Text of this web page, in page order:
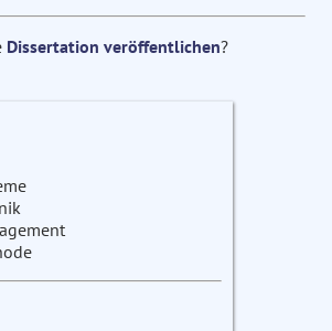
Dissertation veröffentlichen?